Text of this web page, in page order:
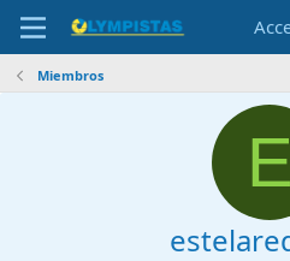
Miembros
E